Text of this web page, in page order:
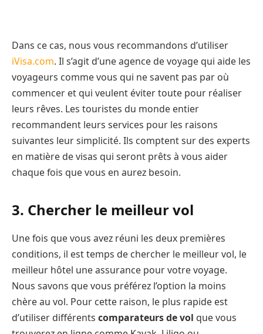
Dans ce cas, nous vous recommandons d’utiliser
iVisa.com. Il s’agit d’une agence de voyage qui aide les
voyageurs comme vous qui ne savent pas par où
commencer et qui veulent éviter toute pour réaliser
leurs rêves. Les touristes du monde entier
recommandent leurs services pour les raisons
suivantes leur simplicité. Ils comptent sur des experts
en matière de visas qui seront prêts à vous aider
chaque fois que vous en aurez besoin.
3. Chercher le meilleur vol
Une fois que vous avez réuni les deux premières
conditions, il est temps de chercher le meilleur vol, le
meilleur hôtel une assurance pour votre voyage.
Nous savons que vous préférez l’option la moins
chère au vol. Pour cette raison, le plus rapide est
d’utiliser différents comparateurs de vol que vous